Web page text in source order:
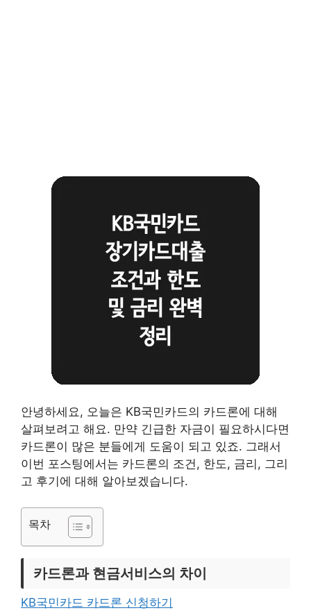
안녕하세요, 오늘은 KB국민카드의 카드론에 대해
살펴보려고 해요. 만약 긴급한 자금이 필요하시다면
카드론이 많은 분들에게 도움이 되고 있죠. 그래서
이번 포스팅에서는 카드론의 조건, 한도, 금리, 그리
고 후기에 대해 알아보겠습니다.
목차
카드론과 현금서비스의 차이
KB국민카드 카드론 신청하기